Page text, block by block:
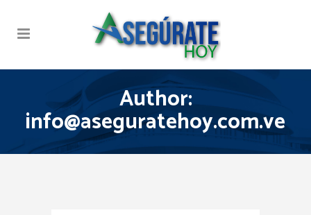
Author:
info@aseguratehoy.com.ve